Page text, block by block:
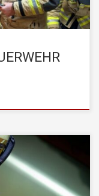
einmal ein